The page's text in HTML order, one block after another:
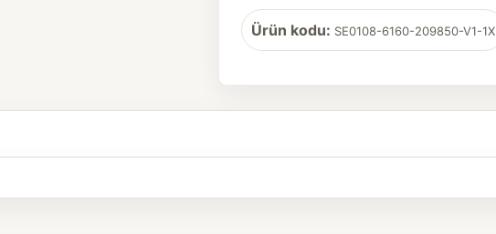
Ürün kodu: SE0108-6160-209850-V1-1X